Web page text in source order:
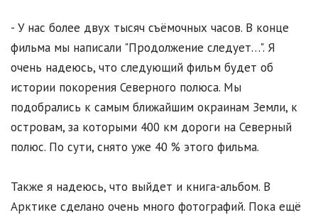
- У нас более двух тысяч съёмочных часов. В конце
фильма мы написали "Продолжение следует…". Я
очень надеюсь, что следующий фильм будет об
истории покорения Северного полюса. Мы
подобрались к самым ближайшим окраинам Земли, к
островам, за которыми 400 км дороги на Северный
полюс. По сути, снято уже 40 % этого фильма.
Также я надеюсь, что выйдет и книга-альбом. В
Арктике сделано очень много фотографий. Пока ещё